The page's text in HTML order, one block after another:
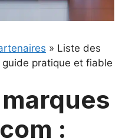
» Liste des
pratique et fiable
: